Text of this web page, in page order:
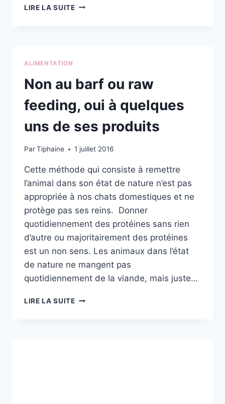
LIRE LA SUITELE
ALIMENTATION
Non au barf ou raw
feeding, oui à quelques
uns de ses produits
ParTiphaine 1 juillet 2016
Cette méthode qui consiste à remettre
l’animal dans son état de nature n’est pas
appropriée à nos chats domestiques et ne
protège pas ses reins. Donner
quotidiennement des protéines sans rien
d’autre ou majoritairement des protéines
est un non sens. Les animaux dans l’état
de nature ne mangent pas
quotidiennement de la viande, mais juste…
LIRE LA SUITENON